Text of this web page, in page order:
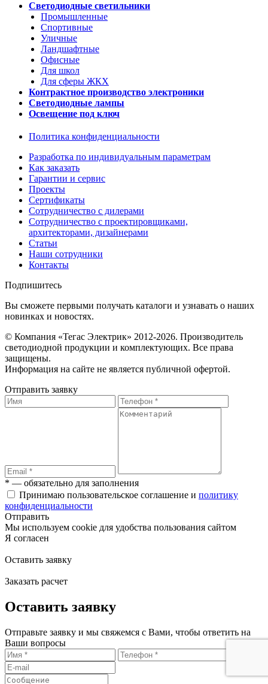
Светодиодные светильники
Промышленные
Спортивные
Уличные
Ландшафтные
Офисные
Для школ
Для сферы ЖКХ
Контрактное производство электроники
Светодиодные лампы
Освещение под ключ
Политика конфиденциальности
Разработка по индивидуальным параметрам
Как заказать
Гарантии и сервис
Проекты
Сертификаты
Сотрудничество с дилерами
Сотрудничество с проектировщиками,
архитекторами, дизайнерами
Статьи
Наши сотрудники
Контакты
Подпишитесь
Вы сможете первыми получать каталоги и узнавать о наших
новинках и новостях.
© Компания «Тегас Электрик» 2012-2026. Производитель
светодиодной продукции и комплектующих. Все права
защищены.
Информация на сайте не является публичной офертой.
Отправить заявку
* — обязательно для заполнения
Принимаю пользовательское соглашение и политику
конфиденциальности
Отправить
Мы используем cookie для удобства пользования сайтом
Я согласен
Оставить заявку
Заказать расчет
Оставить заявку
Отправьте заявку и мы свяжемся с Вами, чтобы ответить на
Ваши вопросы